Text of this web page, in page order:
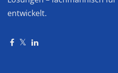
entwickelt.